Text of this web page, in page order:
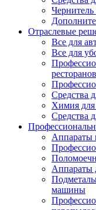
Отраслевые
Все для
Все для
ресторанов
Средства
Химия для
Cредства
Аппараты
Аппараты
машины